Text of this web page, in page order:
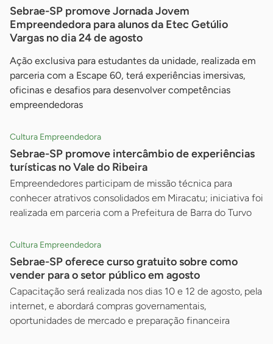
Sebrae-SP promove Jornada Jovem
Empreendedora para alunos da Etec Getúlio
Vargas no dia 24 de agosto
Ação exclusiva para estudantes da unidade, realizada em
parceria com a Escape 60, terá experiências imersivas,
oficinas e desafios para desenvolver competências
empreendedoras
Cultura Empreendedora
Sebrae-SP promove intercâmbio de experiências
turísticas no Vale do Ribeira
Empreendedores participam de missão técnica para
conhecer atrativos consolidados em Miracatu; iniciativa foi
realizada em parceria com a Prefeitura de Barra do Turvo
Cultura Empreendedora
Sebrae-SP oferece curso gratuito sobre como
vender para o setor público em agosto
Capacitação será realizada nos dias 10 e 12 de agosto, pela
internet, e abordará compras governamentais,
oportunidades de mercado e preparação financeira